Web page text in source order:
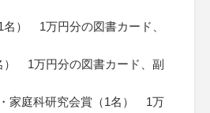
名） 1万円分の図書カード、
） 1万円分の図書カード、副
家庭科研究会賞（1名） 1万